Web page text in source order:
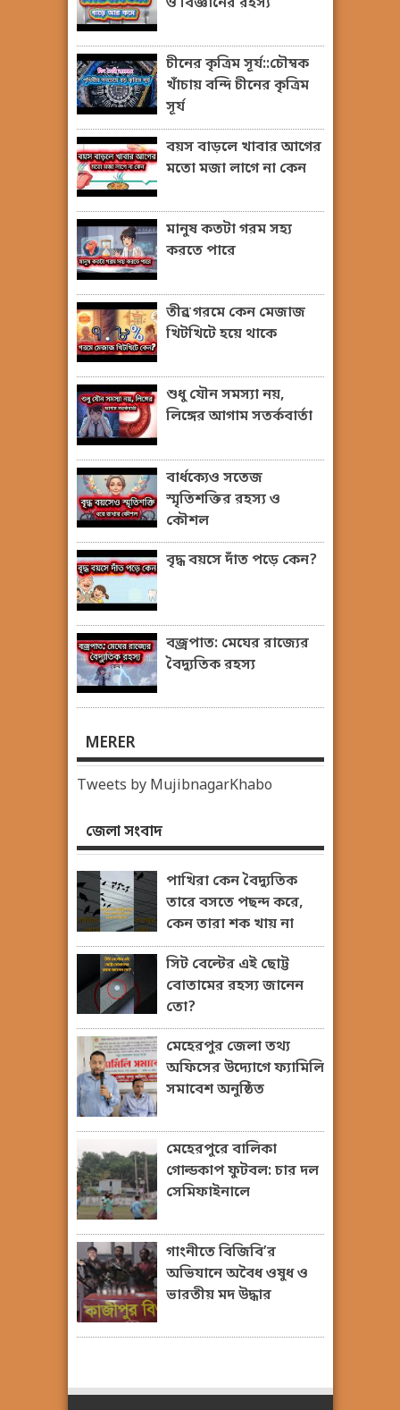
চীনের কৃত্রিম সূর্য::চৌম্বক
খাঁচায় বন্দি চীনের কৃত্রিম
সূর্য
বয়স বাড়লে খাবার আগের
মতো মজা লাগে না কেন
মানুষ কতটা গরম সহ্য
করতে পারে
তীব্র গরমে কেন মেজাজ
খিটখিটে হয়ে থাকে
শুধু যৌন সমস্যা নয়,
লিঙ্গের আগাম সতর্কবার্তা
বার্ধক্যেও সতেজ
স্মৃতিশক্তির রহস্য ও
কৌশল
বৃদ্ধ বয়সে দাঁত পড়ে কেন?
বজ্রপাত: মেঘের রাজ্যের
বৈদ্যুতিক রহস্য
MERER
Tweets by MujibnagarKhabo
জেলা সংবাদ
পাখিরা কেন বৈদ্যুতিক
তারে বসতে পছন্দ করে,
কেন তারা শক খায় না
সিট বেল্টের এই ছোট্ট
বোতামের রহস্য জানেন
তো?
মেহেরপুর জেলা তথ্য
অফিসের উদ্যোগে ফ্যামিলি
সমাবেশ অনুষ্ঠিত
মেহেরপুরে বালিকা
গোল্ডকাপ ফুটবল: চার দল
সেমিফাইনালে
গাংনীতে বিজিবি’র
অভিযানে অবৈধ ওষুধ ও
ভারতীয় মদ উদ্ধার